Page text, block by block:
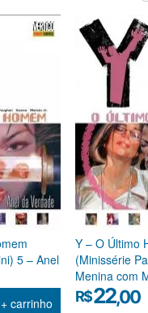
5 – Anel
+ carrinho
Y – O Último
(Minissérie
Menina com
R$22,00